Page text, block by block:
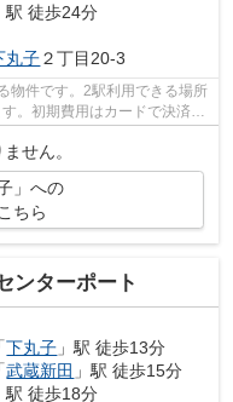
駅 徒歩24分
丸子２丁目20-3
物件です。2駅利用できる場所
。初期費用はカードで決済い
せん。
」への
ちら
ンターポート
「下丸子 」駅 徒歩13分
「武蔵新田 」駅 徒歩15分
駅 徒歩18分